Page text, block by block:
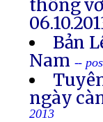
thông
Bản
Nam --
ngày
2013